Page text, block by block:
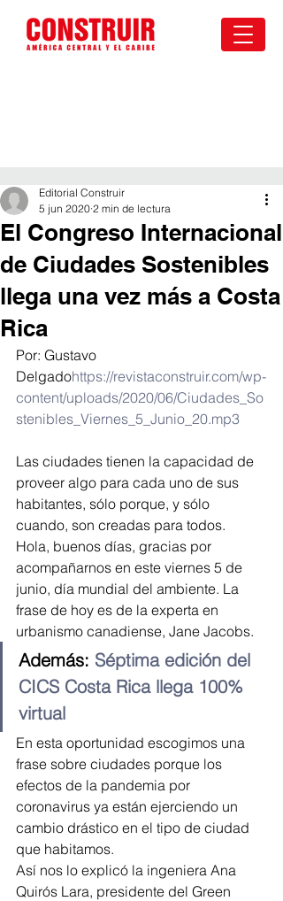
El Congreso Internacional
de Ciudades Sostenibles
llega una vez más a Costa
Rica
Editorial Construir
5 jun 2020 2 min de lectura
Por: Gustavo
Delgadohttps://revistaconstruir.com/wp-
content/uploads/2020/06/Ciudades_So
stenibles_Viernes_5_Junio_20.mp3
Las ciudades tienen la capacidad de
proveer algo para cada uno de sus
habitantes, sólo porque, y sólo
cuando, son creadas para todos.
Hola, buenos días, gracias por
acompañarnos en este viernes 5 de
junio, día mundial del ambiente. La
frase de hoy es de la experta en
urbanismo canadiense, Jane Jacobs.
Además: Séptima edición del
CICS Costa Rica llega 100%
virtual
En esta oportunidad escogimos una
frase sobre ciudades porque los
efectos de la pandemia por
coronavirus ya están ejerciendo un
cambio drástico en el tipo de ciudad
que habitamos.
Así nos lo explicó la ingeniera Ana
Quirós Lara, presidente del Green